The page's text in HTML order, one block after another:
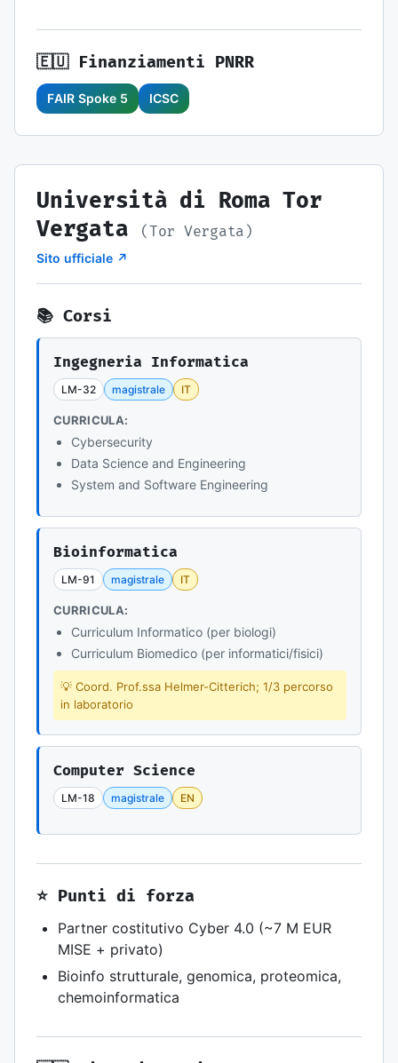
🇪🇺 Finanziamenti PNRR
FAIR Spoke 5 ICSC
Università di Roma Tor
Vergata
(Tor Vergata)
Sito ufficiale ↗
📚 Corsi
Ingegneria Informatica
LM-32 magistrale IT
CURRICULA:
Cybersecurity
Data Science and Engineering
System and Software Engineering
Bioinformatica
LM-91 magistrale IT
CURRICULA:
Curriculum Informatico (per biologi)
Curriculum Biomedico (per informatici/fisici)
💡 Coord. Prof.ssa Helmer-Citterich; 1/3 percorso
in laboratorio
Computer Science
LM-18 magistrale EN
⭐ Punti di forza
Partner costitutivo Cyber 4.0 (~7 M EUR
MISE + privato)
Bioinfo strutturale, genomica, proteomica,
chemoinformatica